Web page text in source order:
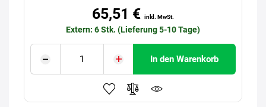
65,51 € inkl. MwSt.
Extern: 6 Stk. (Lieferung 5-10 Tage)
In den Warenkorb